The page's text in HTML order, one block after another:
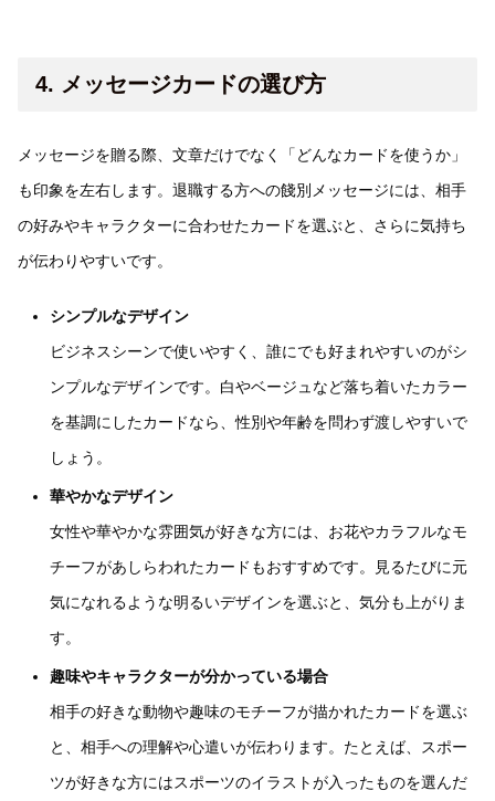
4. メッセージカードの選び方
メッセージを贈る際、文章だけでなく「どんなカードを使うか」
も印象を左右します。退職する方への餞別メッセージには、相手
の好みやキャラクターに合わせたカードを選ぶと、さらに気持ち
が伝わりやすいです。
シンプルなデザイン
ビジネスシーンで使いやすく、誰にでも好まれやすいのがシ
ンプルなデザインです。白やベージュなど落ち着いたカラー
を基調にしたカードなら、性別や年齢を問わず渡しやすいで
しょう。
華やかなデザイン
女性や華やかな雰囲気が好きな方には、お花やカラフルなモ
チーフがあしらわれたカードもおすすめです。見るたびに元
気になれるような明るいデザインを選ぶと、気分も上がりま
す。
趣味やキャラクターが分かっている場合
相手の好きな動物や趣味のモチーフが描かれたカードを選ぶ
と、相手への理解や心遣いが伝わります。たとえば、スポー
ツが好きな方にはスポーツのイラストが入ったものを選んだ